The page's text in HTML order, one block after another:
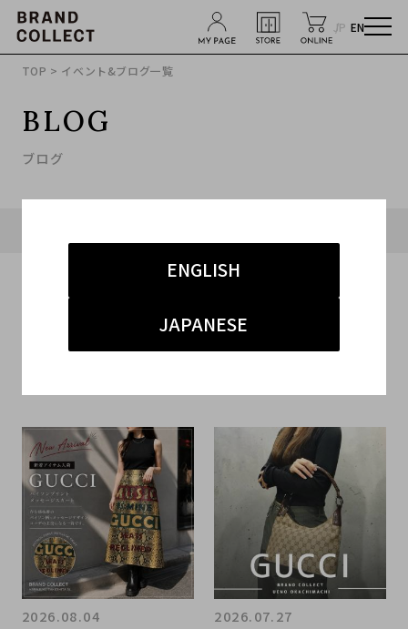
JP EN
ENGLISH
JAPANESE
TOP > イベント&ブログ一覧
BLOG
ブログ
2026.08.04
2026.07.27